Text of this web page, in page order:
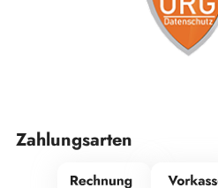
Zahlungsarten